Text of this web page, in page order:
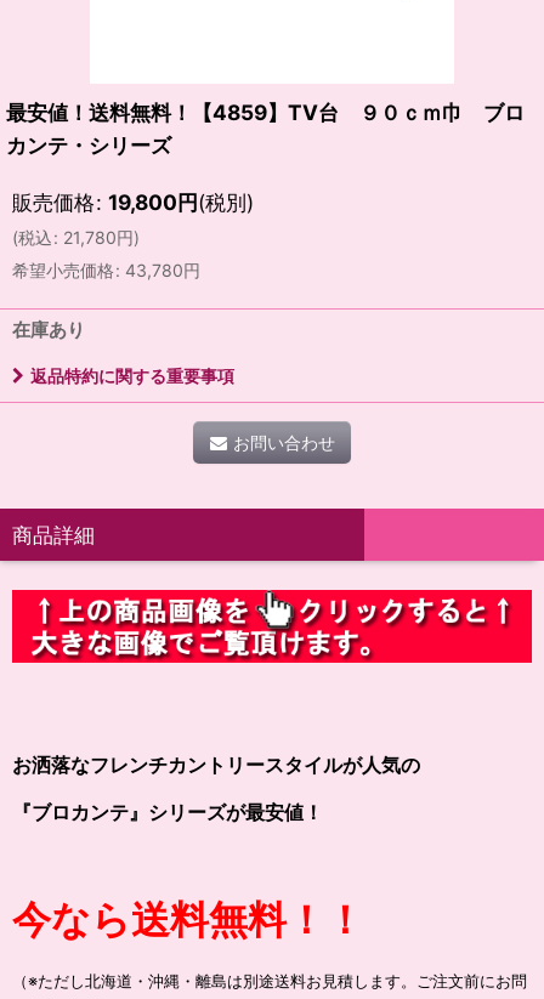
最安値！送料無料！【4859】TV台 ９０ｃｍ巾 ブロ
カンテ・シリーズ
販売価格: 19,800円(税別)
(税込: 21,780円)
希望小売価格: 43,780円
在庫あり
返品特約に関する重要事項
お問い合わせ
商品詳細
お洒落なフレンチカントリースタイルが人気の
『ブロカンテ』シリーズが最安値！
今なら送料無料！！
（※ただし北海道・沖縄・離島は別途送料お見積します。ご注文前にお問